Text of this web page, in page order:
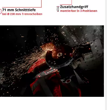
EINHELL
Winkelschleifer Professional
TP-AG 230/2400
124,95 €
am nächsten Werktag bei dir